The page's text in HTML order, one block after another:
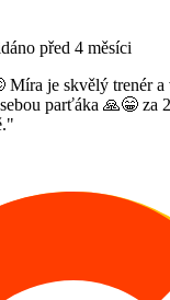
před 4 měsíci
je skvělý trenér a
parťáka 🙏😁 za
"